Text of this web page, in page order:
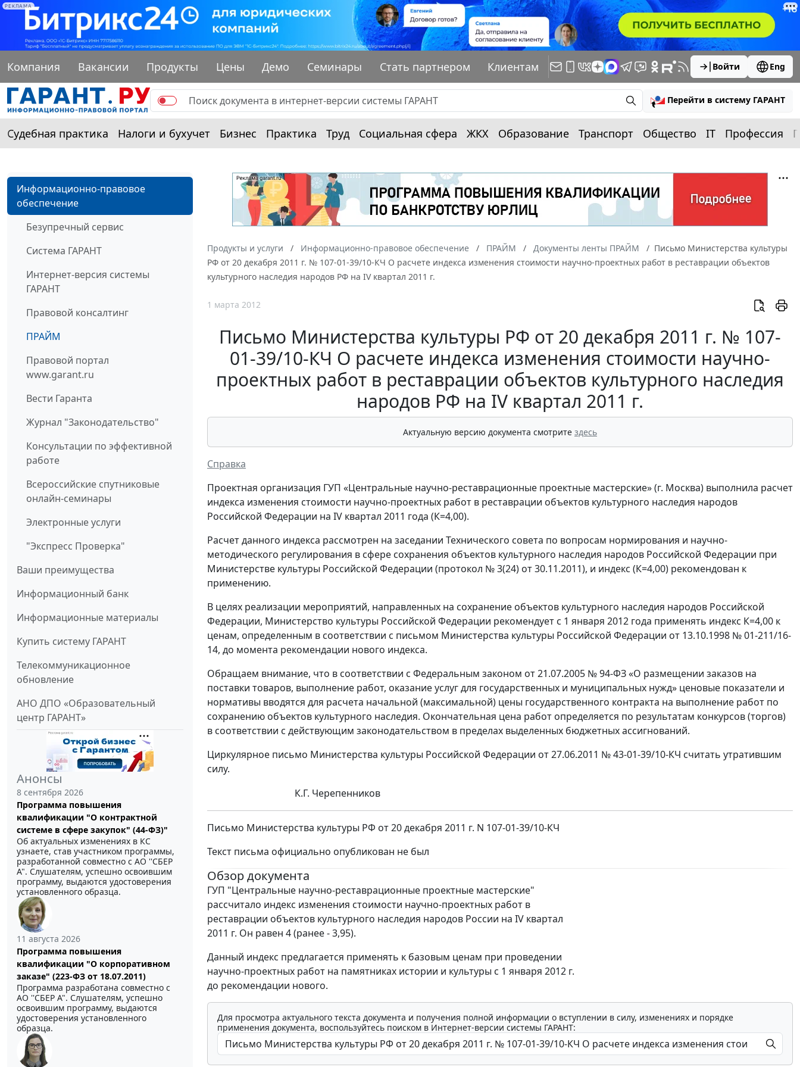
РЕКЛАМА
Компания Вакансии Продукты Цены Демо Семинары Стать партнером Клиентам Войти Eng
Перейти в систему ГАРАНТ
Судебная практика Налоги и бухучет Бизнес Практика Труд Социальная сфера ЖКХ Образование Транспорт Общество IT Профессия
Информационно-правовое
обеспечение
Безупречный сервис
Система ГАРАНТ
Интернет-версия системы
ГАРАНТ
Правовой консалтинг
ПРАЙМ
Правовой портал
www.garant.ru
Вести Гаранта
Журнал "Законодательство"
Консультации по эффективной
работе
Всероссийские спутниковые
онлайн-семинары
Электронные услуги
"Экспресс Проверка"
Ваши преимущества
Информационный банк
Информационные материалы
Купить систему ГАРАНТ
Телекоммуникационное
обновление
АНО ДПО «Образовательный
центр ГАРАНТ»
Анонсы
8 сентября 2026
Программа повышения
квалификации "О контрактной
системе в сфере закупок" (44-ФЗ)"
Об актуальных изменениях в КС
узнаете, став участником программы,
разработанной совместно с АО ''СБЕР
А". Слушателям, успешно освоившим
программу, выдаются удостоверения
установленного образца.
11 августа 2026
Программа повышения
квалификации "О корпоративном
заказе" (223-ФЗ от 18.07.2011)
Программа разработана совместно с
АО ''СБЕР А". Слушателям, успешно
освоившим программу, выдаются
удостоверения установленного
образца.
Продукты и услуги Информационно-правовое обеспечение ПРАЙМ Документы ленты ПРАЙМ
Письмо Министерства культуры
РФ от 20 декабря 2011 г. № 107-01-39/10-КЧ О расчете индекса изменения стоимости научно-проектных работ в реставрации объектов
культурного наследия народов РФ на IV квартал 2011 г.
1 марта 2012
Письмо Министерства культуры РФ от 20 декабря 2011 г. № 107-
01-39/10-КЧ О расчете индекса изменения стоимости научно-
проектных работ в реставрации объектов культурного наследия
народов РФ на IV квартал 2011 г.
Актуальную версию документа смотрите здесь
Справка
Проектная организация ГУП «Центральные научно-реставрационные проектные мастерские» (г. Москва) выполнила расчет
индекса изменения стоимости научно-проектных работ в реставрации объектов культурного наследия народов
Российской Федерации на IV квартал 2011 года (К=4,00).
Расчет данного индекса рассмотрен на заседании Технического совета по вопросам нормирования и научно-
методического регулирования в сфере сохранения объектов культурного наследия народов Российской Федерации при
Министерстве культуры Российской Федерации (протокол № 3(24) от 30.11.2011), и индекс (К=4,00) рекомендован к
применению.
В целях реализации мероприятий, направленных на сохранение объектов культурного наследия народов Российской
Федерации, Министерство культуры Российской Федерации рекомендует с 1 января 2012 года применять индекс К=4,00 к
ценам, определенным в соответствии с письмом Министерства культуры Российской Федерации от 13.10.1998 № 01-211/16-
14, до момента рекомендации нового индекса.
Обращаем внимание, что в соответствии с Федеральным законом от 21.07.2005 № 94-ФЗ «О размещении заказов на
поставки товаров, выполнение работ, оказание услуг для государственных и муниципальных нужд» ценовые показатели и
нормативы вводятся для расчета начальной (максимальной) цены государственного контракта на выполнение работ по
сохранению объектов культурного наследия. Окончательная цена работ определяется по результатам конкурсов (торгов)
в соответствии с действующим законодательством в пределах выделенных бюджетных ассигнований.
Циркулярное письмо Министерства культуры Российской Федерации от 27.06.2011 № 43-01-39/10-КЧ считать утратившим
силу.
К.Г. Черепенников
Письмо Министерства культуры РФ от 20 декабря 2011 г. N 107-01-39/10-КЧ
Текст письма официально опубликован не был
Обзор документа
ГУП "Центральные научно-реставрационные проектные мастерские"
рассчитало индекс изменения стоимости научно-проектных работ в
реставрации объектов культурного наследия народов России на IV квартал
2011 г. Он равен 4 (ранее - 3,95).
Данный индекс предлагается применять к базовым ценам при проведении
научно-проектных работ на памятниках истории и культуры с 1 января 2012 г.
до рекомендации нового.
Для просмотра актуального текста документа и получения полной информации о вступлении в силу, изменениях и порядке
применения документа, воспользуйтесь поиском в Интернет-версии системы ГАРАНТ: